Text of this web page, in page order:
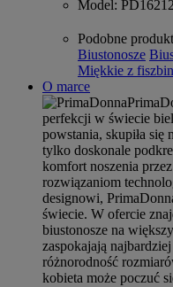
Model:
Podobne
Biustonosze
Miękkie z
O marce
perfekcji w świecie
powstania, skupiła
tylko doskonale
komfort noszenia
rozwiązaniom
designowi,
świecie. W ofercie
biustonosze na
zaspokajają
różnorodność
kobieta może poczuć